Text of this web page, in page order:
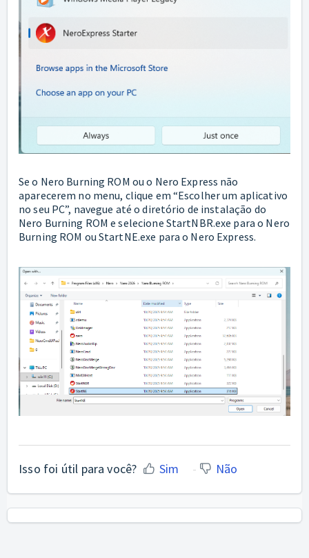
Se o Nero Burning ROM ou o Nero Express não
aparecerem no menu, clique em “Escolher um aplicativo
no seu PC”, navegue até o diretório de instalação do
Nero Burning ROM e selecione StartNBR.exe para o Nero
Burning ROM ou StartNE.exe para o Nero Express.
Isso foi útil para você? Sim Não